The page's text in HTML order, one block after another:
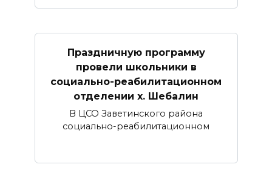
Праздничную программу
провели школьники в
социально-реабилитационном
отделении х. Шебалин
В ЦСО Заветинского района
социально-реабилитационном